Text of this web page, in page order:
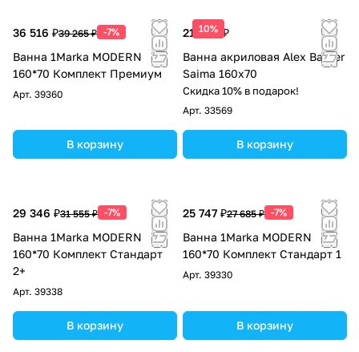
36 516 ₽39 265 ₽ -7%
Ванна 1Marka MODERN
160*70 Комплект Премиум
Арт. 39360
В корзину
10%
21 849 ₽
Ванна акриловая Alex Baitler
Saima 160x70
Скидка 10% в подарок!
Арт. 33569
В корзину
29 346 ₽31 555 ₽ -7%
Ванна 1Marka MODERN
160*70 Комплект Стандарт
2+
Арт. 39338
В корзину
25 747 ₽27 685 ₽ -7%
Ванна 1Marka MODERN
160*70 Комплект Стандарт 1
Арт. 39330
В корзину